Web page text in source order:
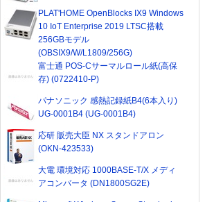
PLAT'HOME OpenBlocks IX9 Windows
10 IoT Enterprise 2019 LTSC搭載
256GBモデル
(OBSIX9/W/L1809/256G)
富士通 POS-Cサーマルロール紙(高保
存) (0722410-P)
パナソニック 感熱記録紙B4(6本入り)
UG-0001B4 (UG-0001B4)
応研 販売大臣 NX スタンドアロン
(OKN-423533)
大電 環境対応 1000BASE-T/X メディ
アコンバータ (DN1800SG2E)